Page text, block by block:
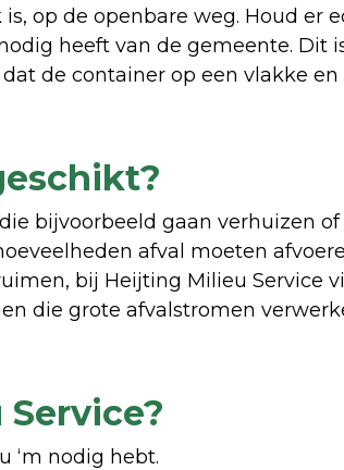
op de openbare weg. Houd er
heeft van de gemeente. Dit
de container op een vlakke en
bijvoorbeeld gaan verhuizen of
afval moeten
bij Heijting Milieu Service
die grote afvalstromen
‘m nodig hebt.